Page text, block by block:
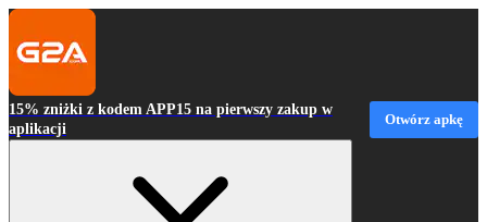
15% zniżki z kodem APP15 na pierwszy zakup w
aplikacji
Otwórz apkę